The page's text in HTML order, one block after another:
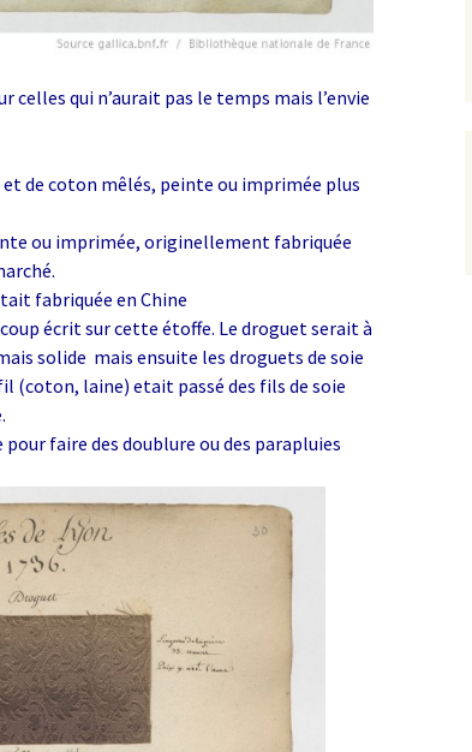
qui n’aurait pas le temps mais l’envie
de coton mêlés, peinte ou imprimée plus
ou imprimée, originellement fabriquée
fabriquée en Chine
écrit sur cette étoffe. Le droguet serait à
solide mais ensuite les droguets de soie
(coton, laine) etait passé des fils de soie
faire des doublure ou des parapluies